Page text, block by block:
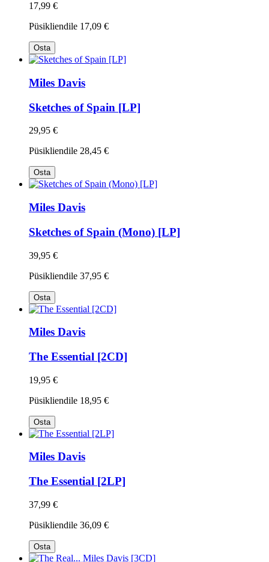
17,99 €
Püsikliendile 17,09 €
Osta
Miles Davis
Sketches of Spain [LP]
29,95 €
Püsikliendile 28,45 €
Osta
Miles Davis
Sketches of Spain (Mono) [LP]
39,95 €
Püsikliendile 37,95 €
Osta
Miles Davis
The Essential [2CD]
19,95 €
Püsikliendile 18,95 €
Osta
Miles Davis
The Essential [2LP]
37,99 €
Püsikliendile 36,09 €
Osta